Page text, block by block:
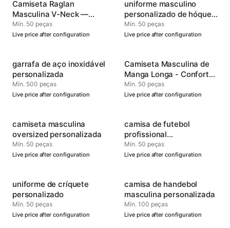
Camiseta Raglan
Masculina V-Neck —
Roupas de Performance
Oficial
Mín. 50 peças
Live price after configuration
uniforme masculino
personalizado de hóquei
no gelo
Mín. 50 peças
Live price after configuration
garrafa de aço inoxidável
personalizada
Mín. 500 peças
Live price after configuration
Camiseta Masculina de
Manga Longa - Conforto
Durável e Macio
Mín. 50 peças
Live price after configuration
camiseta masculina
oversized personalizada
Mín. 50 peças
Live price after configuration
camisa de futebol
profissional
personalizada
Mín. 50 peças
Live price after configuration
uniforme de críquete
personalizado
Mín. 50 peças
Live price after configuration
camisa de handebol
masculina personalizada
Mín. 100 peças
Live price after configuration